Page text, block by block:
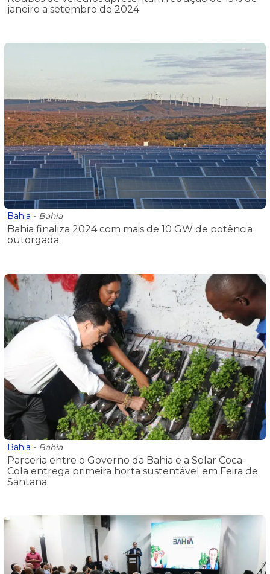
janeiro a setembro de 2024
Bahia - Bahia
Bahia finaliza 2024 com mais de 10 GW de potência
outorgada
Bahia - Bahia
Parceria entre o Governo da Bahia e a Solar Coca-
Cola entrega primeira horta sustentável em Feira de
Santana